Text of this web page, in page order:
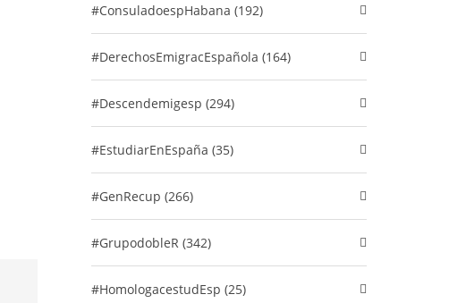
#consuladoespHabana (192)
#DerechosEmigracEspañola (164)
#descendemigesp (294)
#EstudiarEnEspaña (35)
#GenRecup (266)
#GrupodobleR (342)
#HomologacestudEsp (25)